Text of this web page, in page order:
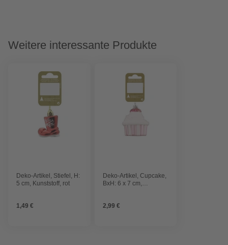
Weitere interessante Produkte
Deko-Artikel, Stiefel, H:
5 cm, Kunststoff, rot
1,49 €
Deko-Artikel, Cupcake,
BxH: 6 x 7 cm,
2,99 €